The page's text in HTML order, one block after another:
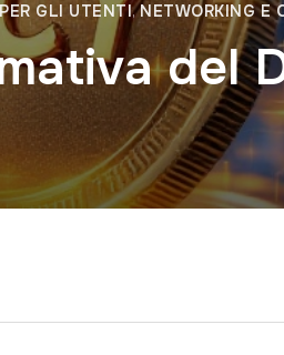
GLI UTENTI,NETWORKING E
del